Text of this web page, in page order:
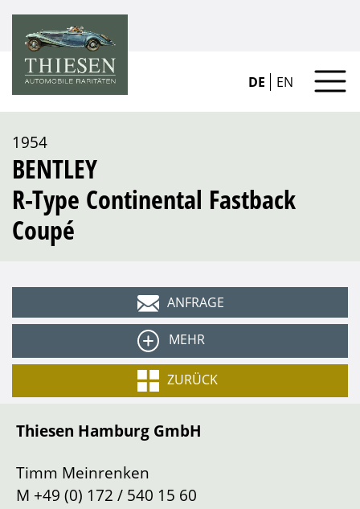
DE EN
1954
BENTLEY
R-Type Continental Fastback
Coupé
Getriebeart
Schaltung
Lenkung
Links
ANFRAGE
MEHR
ZURÜCK
Thiesen Hamburg GmbH
Timm Meinrenken
M +49 (0) 172 / 540 15 60